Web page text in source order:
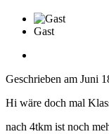
Gast
Geschrieben am Juni
Hi wäre doch mal
nach 4tkm ist noch